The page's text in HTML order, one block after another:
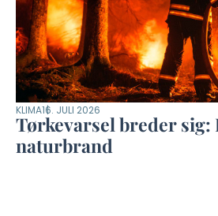
KLIMA16. JULI 2026
Tørkevarsel breder sig:
naturbrand